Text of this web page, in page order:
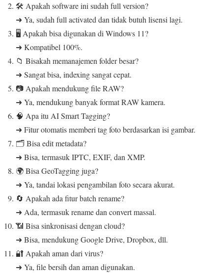
🛠️ Apakah software ini sudah full version?
➜ Ya, sudah full activated dan tidak butuh lisensi lagi.
🖥️ Apakah bisa digunakan di Windows 11?
➜ Kompatibel 100%.
📁 Bisakah memanajemen folder besar?
➜ Sangat bisa, indexing sangat cepat.
📷 Apakah mendukung file RAW?
➜ Ya, mendukung banyak format RAW kamera.
🧠 Apa itu AI Smart Tagging?
➜ Fitur otomatis memberi tag foto berdasarkan isi gambar.
🗂️ Bisa edit metadata?
➜ Bisa, termasuk IPTC, EXIF, dan XMP.
🌍 Bisa GeoTagging juga?
➜ Ya, tandai lokasi pengambilan foto secara akurat.
🔄 Apakah ada fitur batch rename?
➜ Ada, termasuk rename dan convert massal.
📶 Bisa sinkronisasi dengan cloud?
➜ Bisa, mendukung Google Drive, Dropbox, dll.
🔐 Apakah aman dari virus?
➜ Ya, file bersih dan aman digunakan.